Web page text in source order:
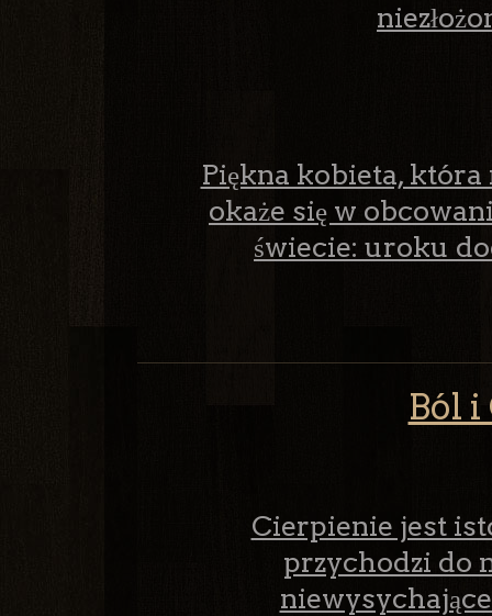
Piękna kobieta, która
okaże się w
świecie: uroku
Ból
Cierpienie jest
przychodzi do